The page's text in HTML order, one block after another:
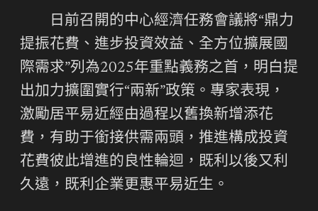
日前召開的中心經濟任務會議將“鼎力
提振花費、進步投資效益、全方位擴展國
際需求”列為2025年重點義務之首，明白提
出加力擴圍實行“兩新”政策。專家表現，
激勵居平易近經由過程以舊換新增添花
費，有助于銜接供需兩頭，推進構成投資
花費彼此增進的良性輪迴，既利以後又利
久遠，既利企業更惠平易近生。